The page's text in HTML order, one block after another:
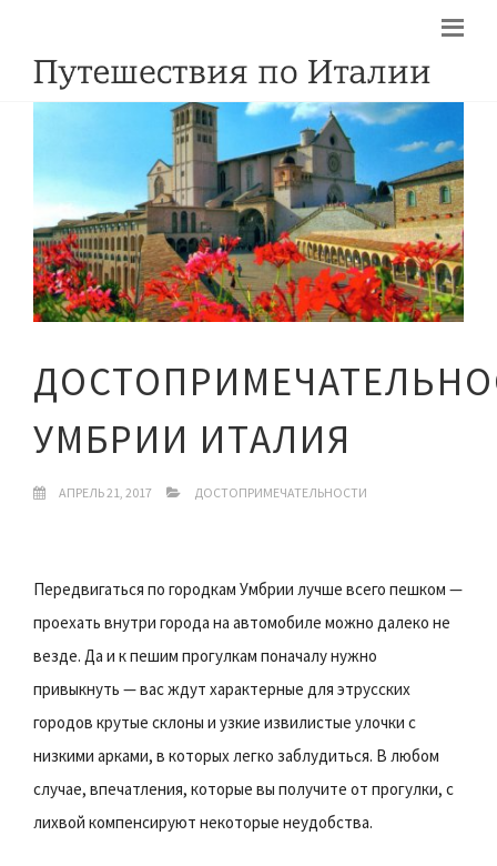
УМБРИИ ИТАЛИЯ
АПРЕЛЬ 21, 2017 ДОСТОПРИМЕЧАТЕЛЬНОСТИ
Передвигаться по городкам Умбрии лучше всего пешком —
проехать внутри города на автомобиле можно далеко не
везде. Да и к пешим прогулкам поначалу нужно
привыкнуть — вас ждут характерные для этрусских
городов крутые склоны и узкие извилистые улочки с
низкими арками, в которых легко заблудиться. В любом
случае, впечатления, которые вы получите от прогулки, с
лихвой компенсируют некоторые неудобства.